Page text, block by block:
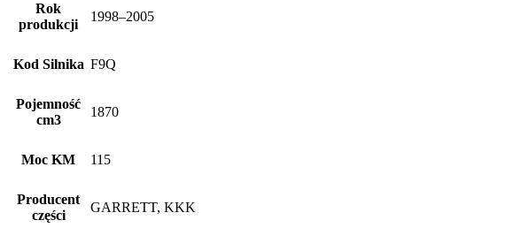
Rok
produkcji
1998–2005
Kod Silnika F9Q
Pojemność
cm3
1870
Moc KM 115
Producent
części
GARRETT, KKK